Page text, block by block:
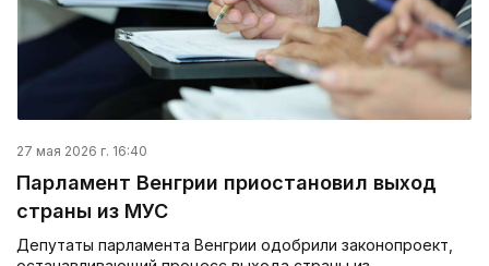
27 мая 2026 г. 16:40
Парламент Венгрии приостановил выход
страны из МУС
Депутаты парламента Венгрии одобрили законопроект,